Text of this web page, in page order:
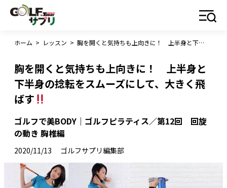
ホーム > レッスン > 胸を開くと気持ちも上向きに！ 上半身と下半身の捻転をスムーズにして、大きく飛ばす
胸を開くと気持ちも上向きに！ 上半身と
下半身の捻転をスムーズにして、大きく飛
ばす
ゴルフで美BODY｜ゴルフピラティス／第12回 回旋
の動き 胸椎編
2020/11/13 ゴルフサプリ編集部